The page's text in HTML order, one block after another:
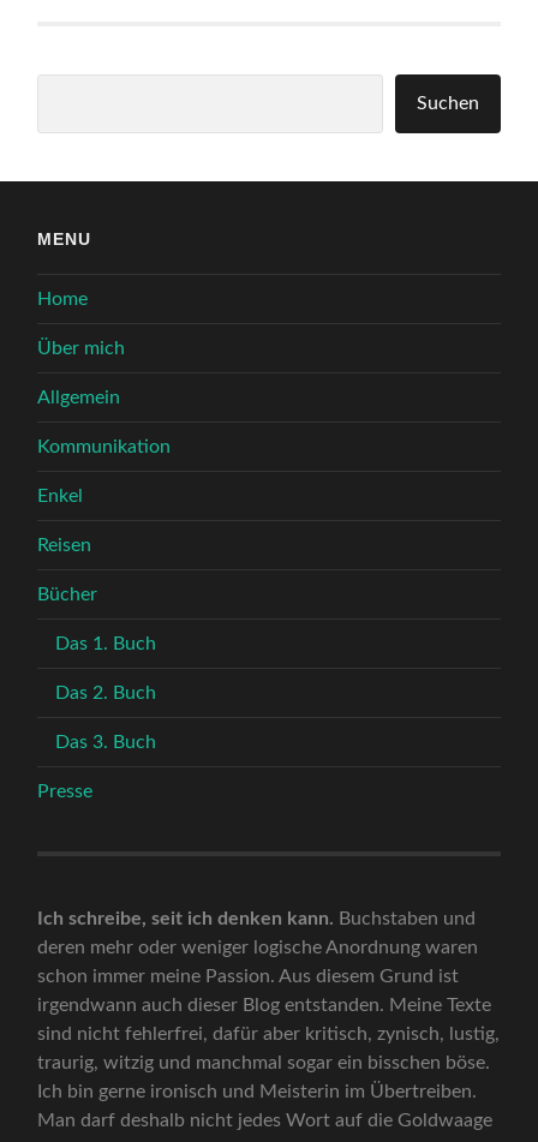
Suchen
MENU
Home
Über mich
Allgemein
Kommunikation
Enkel
Reisen
Bücher
Das 1. Buch
Das 2. Buch
Das 3. Buch
Presse
Ich schreibe, seit ich denken kann. Buchstaben und
deren mehr oder weniger logische Anordnung waren
schon immer meine Passion. Aus diesem Grund ist
irgendwann auch dieser Blog entstanden. Meine Texte
sind nicht fehlerfrei, dafür aber kritisch, zynisch, lustig,
traurig, witzig und manchmal sogar ein bisschen böse.
Ich bin gerne ironisch und Meisterin im Übertreiben.
Man darf deshalb nicht jedes Wort auf die Goldwaage